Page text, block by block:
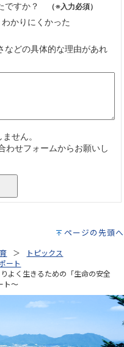
ページの先頭へ
トピックス
ート
よく生きるための「生命の安全
ト～